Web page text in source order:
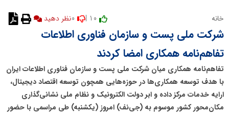
خانه نظر دهید
شرکت ملی پست و سازمان فناوری اطلاعات
تفاهم‌نامه همکاری امضا کردند
تفاهم‌نامه همکاری میان شرکت ملی پست و سازمان فناوری اطلاعات ایران
با هدف توسعه همکاری‌ها در حوزه‌هایی همچون توسعه اقتصاد دیجیتال،
ارایه خدمات مرکز داده و ابر دولت الکترونیک و نظام ملی نشانی‌گذاری
مکان‌محور کشور موسوم به (جی‌نف) امروز (یکشنبه) طی مراسمی با حضور